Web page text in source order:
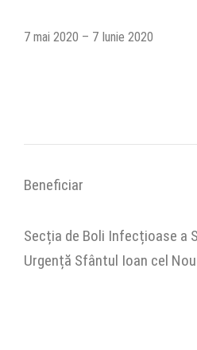
7 mai 2020 – 7 Iunie 2020
Beneficiar
Secția de Boli Infecțioase a
Urgență Sfântul Ioan cel